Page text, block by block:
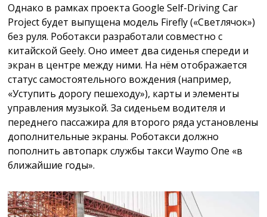
Однако в рамках проекта Google Self-Driving Car
Project будет выпущена модель Firefly («Светлячок»)
без руля. Роботакси разработали совместно с
китайской Geely. Оно имеет два сиденья спереди и
экран в центре между ними. На нём отображается
статус самостоятельного вождения (например,
«Уступить дорогу пешеходу»), карты и элементы
управления музыкой. За сиденьем водителя и
переднего пассажира для второго ряда установлены
дополнительные экраны. Роботакси должно
пополнить автопарк службы такси Waymo One «в
ближайшие годы».